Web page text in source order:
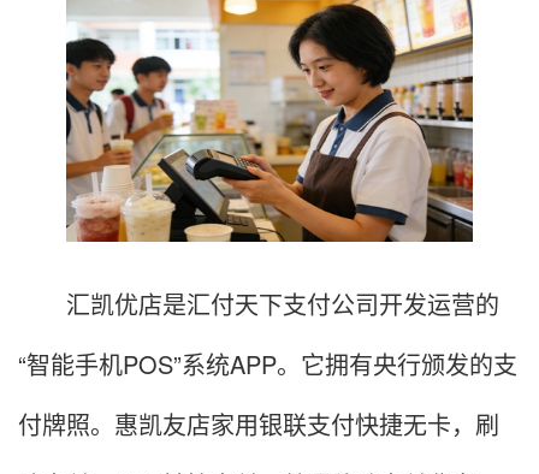
汇凯优店是汇付天下支付公司开发运营的
“智能手机POS”系统APP。它拥有央行颁发的支
付牌照。惠凯友店家用银联支付快捷无卡，刷